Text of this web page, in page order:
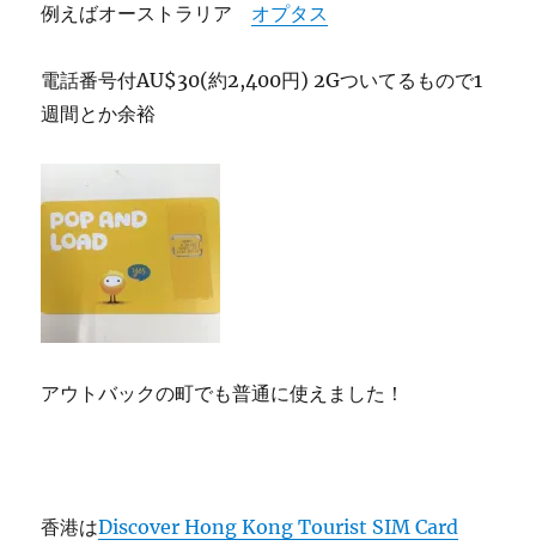
例えばオーストラリア オプタス
電話番号付AU$30(約2,400円) 2Gついてるもので1
週間とか余裕
アウトバックの町でも普通に使えました！
香港はDiscover Hong Kong Tourist SIM Card